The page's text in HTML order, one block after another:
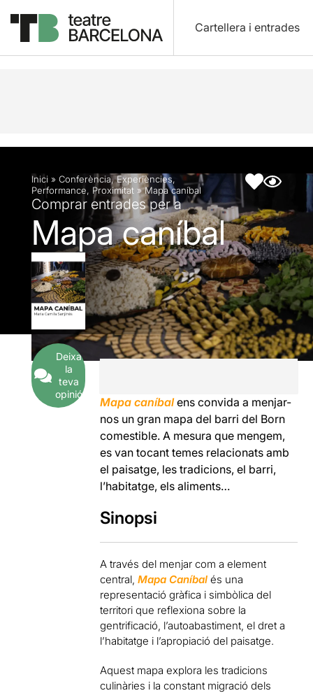
Cartellera i entrades
Descripció Fitxa artística
Inici » Conferència,Experiències,
Performance, Proximitat »Mapa caníbal
Comprar entrades per a
Mapa caníbal
Deixa
la
teva
opinió
Mapa caníbal ens convida a menjar-
nos un gran mapa del barri del Born
comestible. A mesura que mengem,
es van tocant temes relacionats amb
el paisatge, les tradicions, el barri,
l’habitatge, els aliments…
Sinopsi
A través del menjar com a element
central,Mapa Caníbal és una
representació gràfica i simbòlica del
territori que reflexiona sobre la
gentrificació, l’autoabastiment, el dret a
l’habitatge i l’apropiació del paisatge.
Aquest mapa explora les tradicions
culinàries i la constant migració dels